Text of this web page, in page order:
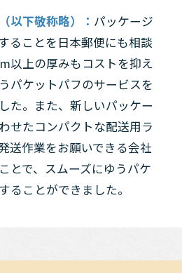
以下敬称略）： パッケージ
ることを日本郵便にも相談
以上の厚みもコストを抑え
パケットパフのサービスを
た。また、新しいパッケー
せたコンパクトな配送用ラ
送作業をお願いできる会社
とで、スムーズにゆうパケ
ることができました。